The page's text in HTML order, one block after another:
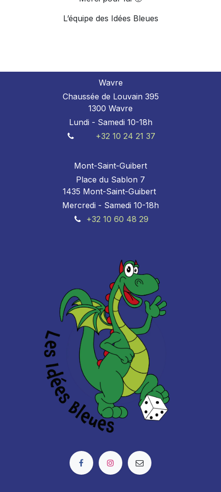
L’équipe des Idées Bleues
Wavre
Chaussée de Louvain 395
1300 Wavre
Lundi - Samedi 10-18h
+32 10 24 21 37
Mont-Saint-Guibert
Place du Sablon 7
1435 Mont-Saint-Guibert
Mercredi - Samedi 10-18h
+32 10 60 48 29